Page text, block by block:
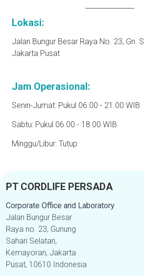
Lokasi:
Jalan Bungur Besar Raya No. 23, Gn.
Jakarta Pusat
Jam Operasional:
Senin-Jumat: Pukul 06.00 - 21.00 WIB
Sabtu: Pukul 06.00 - 18.00 WIB
Minggu/Libur: Tutup
PT CORDLIFE PERSADA
Corporate Office and Laboratory
Jalan Bungur Besar
Raya no. 23, Gunung
Sahari Selatan,
Kemayoran, Jakarta
Pusat, 10610 Indonesia